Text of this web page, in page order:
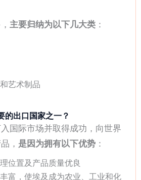
主要归纳为以下几大类 ：
艺术制品
的出口国家之一？
国际市场并取得成功，向世界
， 是因为拥有以下优势 ：
位置及产品质量优良
富，使埃及成为农业、工业和化